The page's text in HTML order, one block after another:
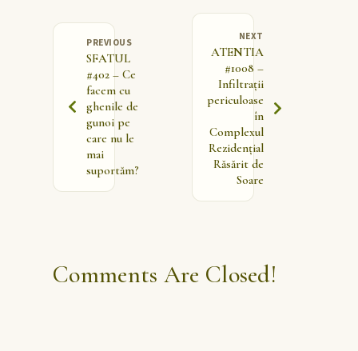
PREVIOUS
SFATUL
#402 – Ce
facem cu
ghenile de
gunoi pe
care nu le
mai
suportăm?
NEXT
ATENTIA
#1008 –
Infiltrații
periculoase
în
Complexul
Rezidențial
Răsărit de
Soare
Comments Are Closed!